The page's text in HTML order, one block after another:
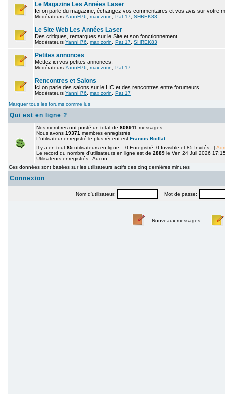
Le Magazine Les Années Laser
Ici on parle du magazine, échangez vos commentaires et vos avis sur votre
Modérateurs YannH76 max zorin Pat 17 SHREK83
Le Site Web Les Années Laser
Des critiques, remarques sur le Site et son fonctionnement.
Modérateurs YannH76 max zorin Pat 17 SHREK83
Petites annonces
Mettez ici vos petites annonces.
Modérateurs YannH76 max zorin Pat 17
Rencontres et Salons
Ici on parle des salons sur le HC et des rencontres entre forumeurs.
Modérateurs YannH76 max zorin
Pat 17
Marquer tous les forums comme lus
Qui est en ligne ?
Nos membres ont posté un total de 806911 messages
Nous avons 19371 membres enregistrés
L'utilisateur enregistré le plus récent est Francis.Boillat
Il y a en tout 85 utilisateurs en ligne :: 0 Enregistré, 0 Invisible et 85 Invités [
Le record du nombre d'utilisateurs en ligne est de 2889 le Ven 24 Juil 2026
Utilisateurs enregistrés : Aucun
Ces données sont basées sur les utilisateurs actifs des cinq dernières minutes
Connexion
Nom d'utilisateur: Mot de passe:
Nouveaux messages